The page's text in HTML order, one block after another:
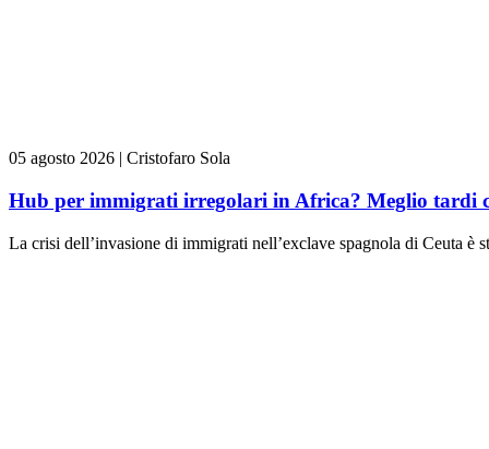
05 agosto 2026 | Cristofaro Sola
Hub per immigrati irregolari in Africa? Meglio tardi
La crisi dell’invasione di immigrati nell’exclave spagnola di Ceuta è